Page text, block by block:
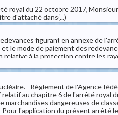
royal du 22 octobre 2017,
d'attaché dans(...)
figurant en annexe de
le mode de paiement des
relative à la protection contre les
- Règlement de l'Agence
relatif au chapitre 6 de l'arrêté royal
marchandises dangereuses de
l'application du présent arrêté